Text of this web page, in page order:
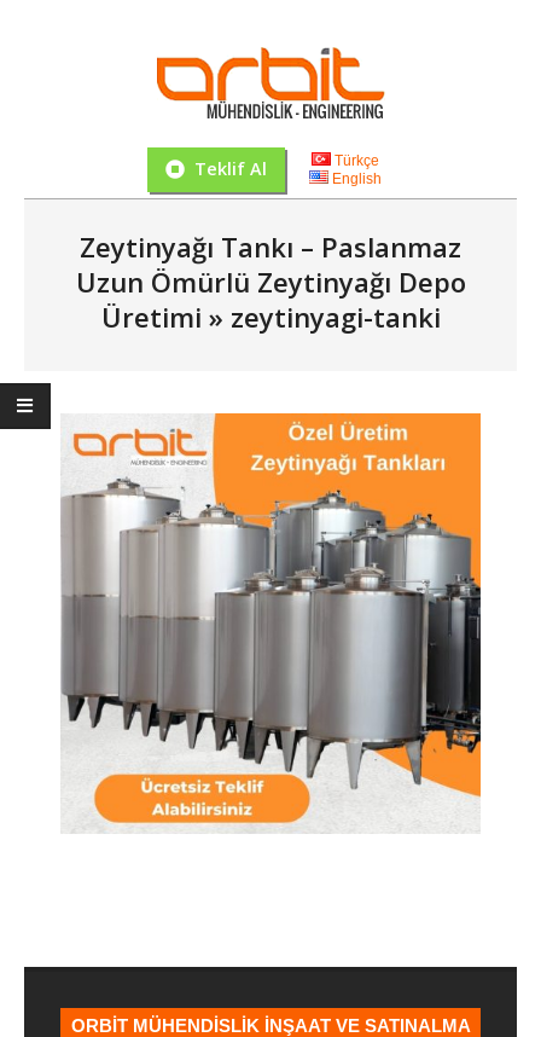
Mühendislik
İnşaat
Satın
Alma
Hizmetleri
Teklif Al
Türkçe
English
NavigationZeytinyağı Tankı – Paslanmaz
Uzun Ömürlü Zeytinyağı Depo
Üretimi » zeytinyagi-tanki
ORBIT MÜHENDISLIK İNŞAAT VE SATINALMA